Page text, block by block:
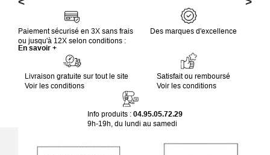
Paiement sécurisé en 3X sans frais
ou jusqu'à 12X selon conditions :
En savoir +
Des marques d'excellence
Livraison gratuite sur tout le site
Voir les conditions
Satisfait ou remboursé
Voir les conditions
Info produits : 04.95.05.72.29
9h-19h, du lundi au samedi